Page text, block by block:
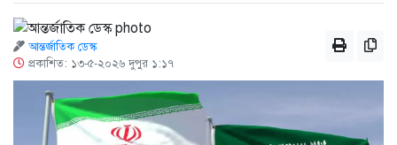
আন্তর্জাতিক ডেস্ক
প্রকাশিত: ১৩-৫-২০২৬ দুপুর ১:১৭